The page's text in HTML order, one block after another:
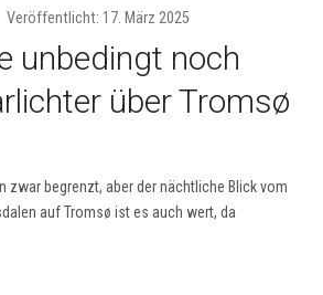
Veröffentlicht: 17. März 2025
unbedingt noch
über Tromsø
zwar begrenzt, aber der nächtliche Blick vom
auf Tromsø ist es auch wert, da